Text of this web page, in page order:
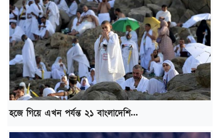
হজে গিয়ে এখন পর্যন্ত ২১ বাংলাদেশি...